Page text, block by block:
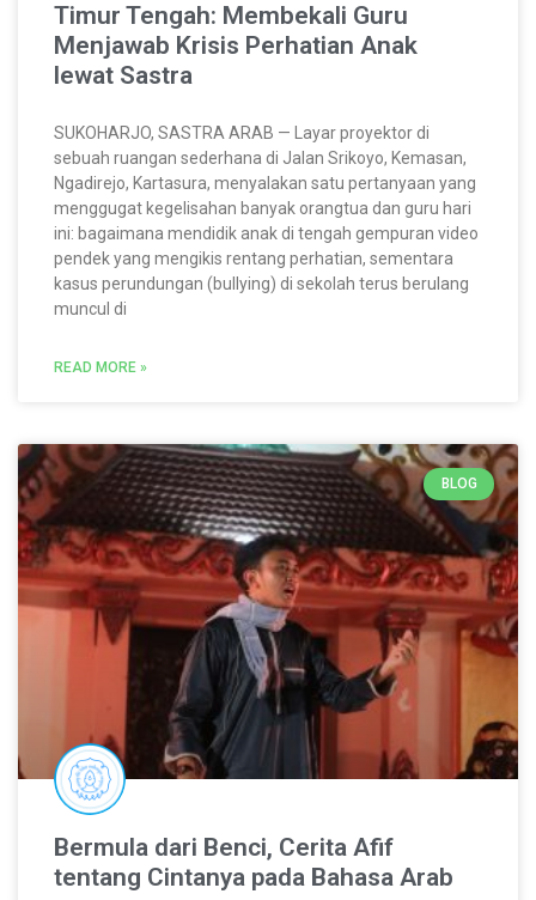
Timur Tengah: Membekali Guru
Menjawab Krisis Perhatian Anak
lewat Sastra
SUKOHARJO, SASTRA ARAB — Layar proyektor di
sebuah ruangan sederhana di Jalan Srikoyo, Kemasan,
Ngadirejo, Kartasura, menyalakan satu pertanyaan yang
menggugat kegelisahan banyak orangtua dan guru hari
ini: bagaimana mendidik anak di tengah gempuran video
pendek yang mengikis rentang perhatian, sementara
kasus perundungan (bullying) di sekolah terus berulang
muncul di
READ MORE »
BLOG
Bermula dari Benci, Cerita Afif
tentang Cintanya pada Bahasa Arab